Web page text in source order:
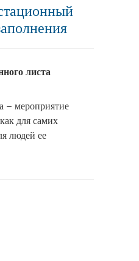
листа
– мероприятие
для самих
людей ее